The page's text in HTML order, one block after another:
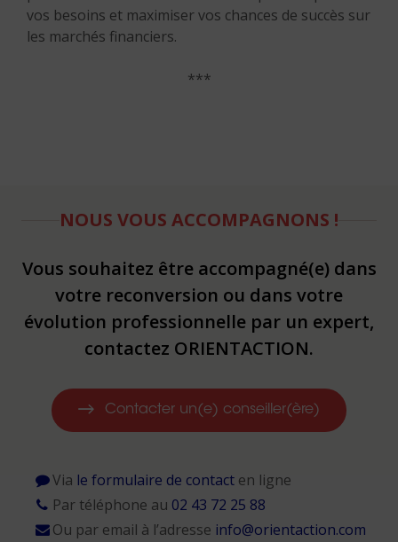
vos besoins et maximiser vos chances de succès sur
les marchés financiers.
***
NOUS VOUS ACCOMPAGNONS !
Vous souhaitez être accompagné(e) dans
votre reconversion ou dans votre
évolution professionnelle par un expert,
contactez ORIENTACTION.
Contacter un(e) conseiller(ère)
Via le formulaire de contacten ligne
Par téléphone au 02 43 72 25 88
Ou par email à l’adresse info@orientaction.com